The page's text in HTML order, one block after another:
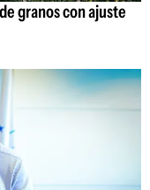
granos con ajuste